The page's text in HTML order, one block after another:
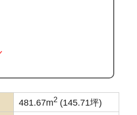
481.67m2 (145.71坪)